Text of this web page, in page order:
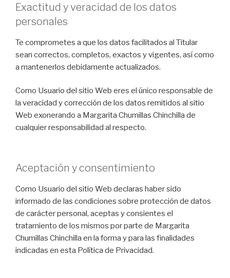
Exactitud y veracidad de los datos
personales
Te comprometes a que los datos facilitados al Titular
sean correctos, completos, exactos y vigentes, así como
a mantenerlos debidamente actualizados.
Como Usuario del sitio Web eres el único responsable de
la veracidad y corrección de los datos remitidos al sitio
Web exonerando a Margarita Chumillas Chinchilla de
cualquier responsabilidad al respecto.
Aceptación y consentimiento
Como Usuario del sitio Web declaras haber sido
informado de las condiciones sobre protección de datos
de carácter personal, aceptas y consientes el
tratamiento de los mismos por parte de Margarita
Chumillas Chinchilla en la forma y para las finalidades
indicadas en esta Política de Privacidad.